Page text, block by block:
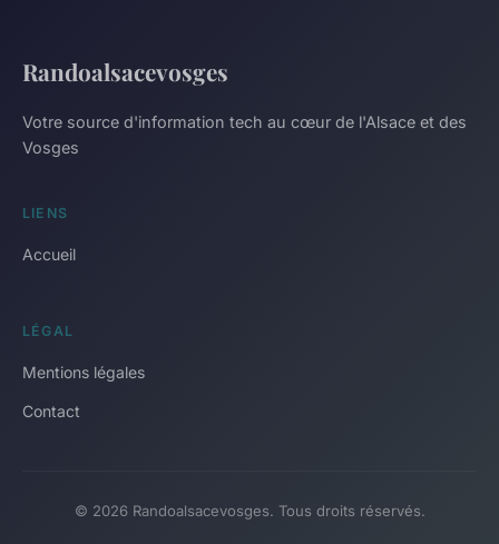
Randoalsacevosges
Votre source d'information tech au cœur de l'Alsace et des
Vosges
LIENS
Accueil
LÉGAL
Mentions légales
Contact
© 2026 Randoalsacevosges. Tous droits réservés.